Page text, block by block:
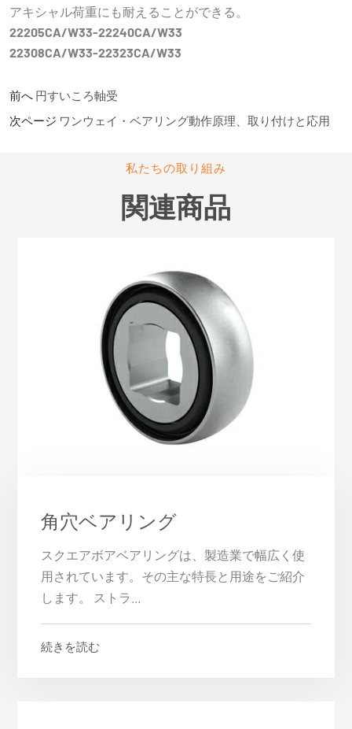
アキシャル荷重にも耐えることができる。
22205CA/W33-22240CA/W33
22308CA/W33-22323CA/W33
前へ 円すいころ軸受
次ページ ワンウェイ・ベアリング動作原理、取り付けと応用
私たちの取り組み
関連商品
角穴ベアリング
スクエアボアベアリングは、製造業で幅広く使
用されています。その主な特長と用途をご紹介
します。 ストラ...
続きを読む